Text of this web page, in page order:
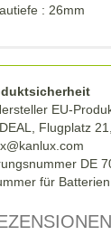
: 26mm
EU-
Flugplatz
DE
für